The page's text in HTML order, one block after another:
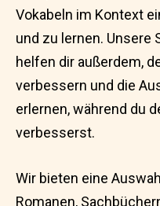
Vokabeln im Kontext
und zu lernen. Unsere
helfen dir außerdem,
verbessern und die
erlernen, während du
verbesserst.
Wir bieten eine
Romanen,